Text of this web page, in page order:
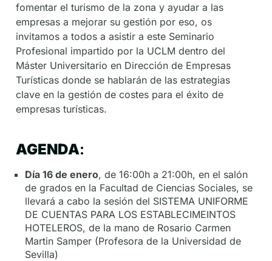
fomentar el turismo de la zona y ayudar a las
empresas a mejorar su gestión por eso, os
invitamos a todos a asistir a este Seminario
Profesional impartido por la UCLM dentro del
Máster Universitario en Dirección de Empresas
Turísticas donde se hablarán de las estrategias
clave en la gestión de costes para el éxito de
empresas turísticas.
AGENDA:
Día 16 de enero, de 16:00h a 21:00h, en el salón
de grados en la Facultad de Ciencias Sociales, se
llevará a cabo la sesión del SISTEMA UNIFORME
DE CUENTAS PARA LOS ESTABLECIMEINTOS
HOTELEROS, de la mano de Rosario Carmen
Martin Samper (Profesora de la Universidad de
Sevilla)